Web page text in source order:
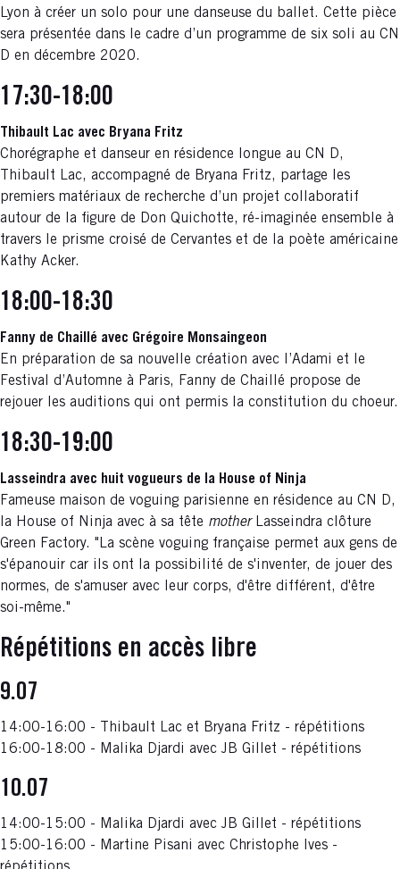
Lyon à créer un solo pour une danseuse du ballet. Cette pièce
sera présentée dans le cadre d’un programme de six soli au CN
D en décembre 2020.
17:30-18:00
Thibault Lac avec Bryana Fritz
Chorégraphe et danseur en résidence longue au CN D,
Thibault Lac, accompagné de Bryana Fritz, partage les
premiers matériaux de recherche d’un projet collaboratif
autour de la figure de Don Quichotte, ré-imaginée ensemble à
travers le prisme croisé de Cervantes et de la poète américaine
Kathy Acker.
18:00-18:30
Fanny de Chaillé avec Grégoire Monsaingeon
En préparation de sa nouvelle création avec l’Adami et le
Festival d’Automne à Paris, Fanny de Chaillé propose de
rejouer les auditions qui ont permis la constitution du choeur.
18:30-19:00
Lasseindra avec huit vogueurs de la House of Ninja
Fameuse maison de voguing parisienne en résidence au CN D,
la House of Ninja avec à sa tête motherLasseindra clôture
Green Factory. "La scène voguing française permet aux gens de
s'épanouir car ils ont la possibilité de s'inventer, de jouer des
normes, de s'amuser avec leur corps, d'être différent, d'être
soi-même."
Répétitions en accès libre
9.07
14:00-16:00 - Thibault Lac et Bryana Fritz - répétitions
16:00-18:00 - Malika Djardi avec JB Gillet - répétitions
10.07
14:00-15:00 - Malika Djardi avec JB Gillet - répétitions
15:00-16:00 - Martine Pisani avec Christophe Ives -